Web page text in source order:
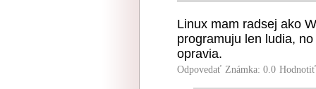
Linux mam radsej ako
programuju len ludia,
opravia.
Odpovedať Známka: 0.0